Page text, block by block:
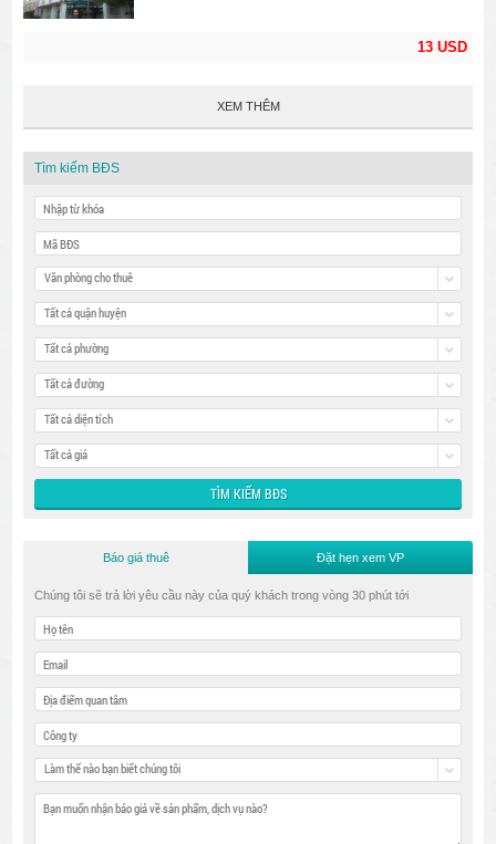
13 USD
XEM THÊM
Tìm kiếm BĐS
Văn phòng cho thuê
Tất cả quận huyện
Tất cả phường
Tất cả đường
Tất cả diện tích
Tất cả giá
Báo giá thuê Đặt hẹn xem VP
Chúng tôi sẽ trả lời yêu cầu này của quý khách trong vòng 30 phút tới
Làm thế nào bạn biết chúng tôi